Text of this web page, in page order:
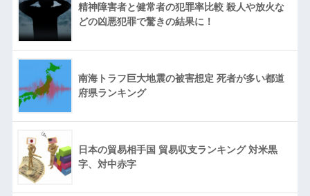
精神障害者と健常者の犯罪率比較 殺人や放火な
どの凶悪犯罪で驚きの結果に！
南海トラフ巨大地震の被害想定 死者が多い都道
府県ランキング
日本の貿易相手国 貿易収支ランキング 対米黒
字、対中赤字